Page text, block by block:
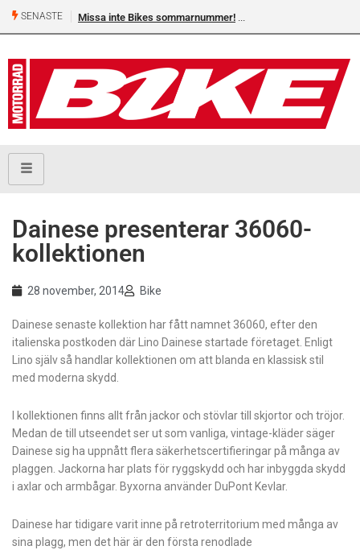
SENASTE Missa inte Bikes sommarnummer!
Dainese presenterar 36060-
kollektionen
28 november, 2014 Bike
Dainese senaste kollektion har fått namnet 36060, efter den
italienska postkoden där Lino Dainese startade företaget. Enligt
Lino själv så handlar kollektionen om att blanda en klassisk stil
med moderna skydd.
I kollektionen finns allt från jackor och stövlar till skjortor och tröjor.
Medan de till utseendet ser ut som vanliga, vintage-kläder säger
Dainese sig ha uppnått flera säkerhetscertifieringar på många av
plaggen. Jackorna har plats för ryggskydd och har inbyggda skydd
i axlar och armbågar. Byxorna använder DuPont Kevlar.
Dainese har tidigare varit inne på retroterritorium med många av
sina plagg, men det här är den första renodlade